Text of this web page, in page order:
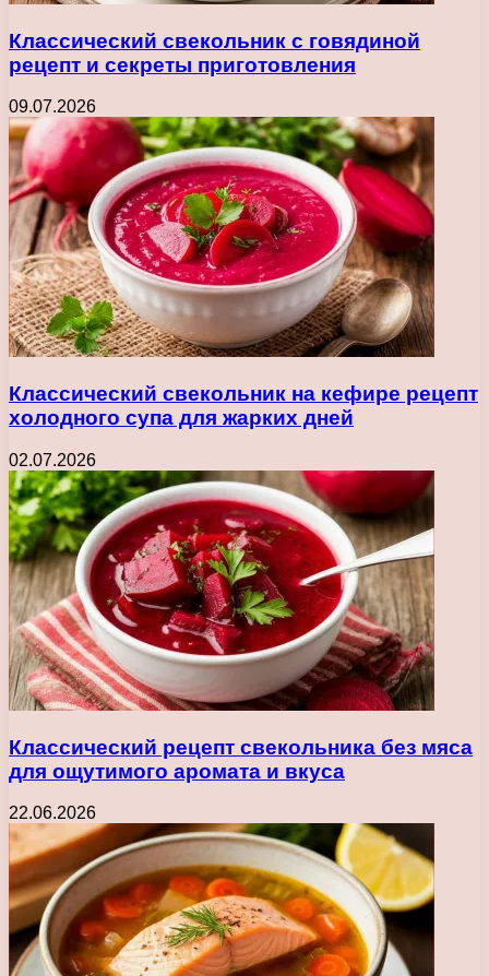
Классический свекольник с говядиной
рецепт и секреты приготовления
09.07.2026
Классический свекольник на кефире рецепт
холодного супа для жарких дней
02.07.2026
Классический рецепт свекольника без мяса
для ощутимого аромата и вкуса
22.06.2026